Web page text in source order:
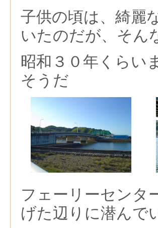
子供の頃は、綺麗
いたのだが、そん
昭和３０年くらい
そうだ
フェーリーセンタ
げた辺りに潜んで